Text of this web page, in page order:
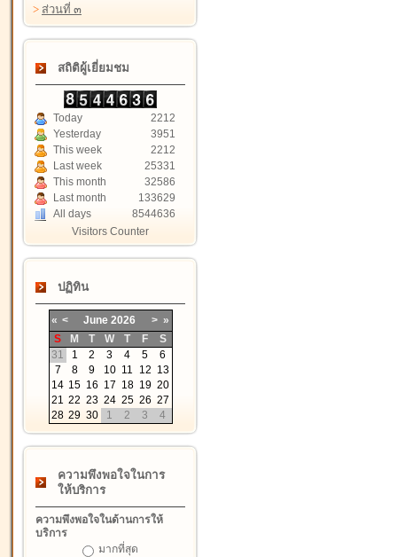
> ส่วนที่ ๓
สถิติผู้เยี่ยมชม
Today
2212
Yesterday
3951
This week
2212
Last week
25331
This month
32586
Last month
133629
All days
8544636
Visitors Counter
ปฏิทิน
« < June 2026 > »
S
M T W T F
S
31
1 2 3 4 5
6
7
8 9 10 11 12 13
14 15 16 17 18 19 20
21 22 23 24 25 26 27
28 29 30 1 2 3 4
ความพึงพอใจในการ
ให้บริการ
ความพึงพอใจในด้านการให้
บริการ
มากที่สุด